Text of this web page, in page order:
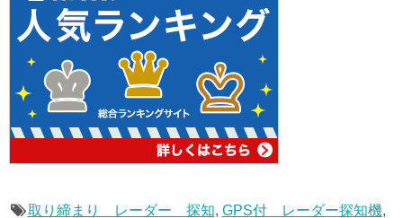
取り締まり レーダー 探知, GPS付 レーダー探知機,